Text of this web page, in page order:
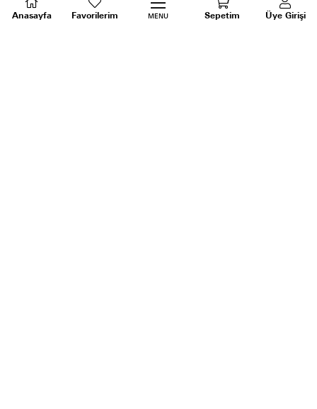
ALIŞVERİŞ BİLGİLERİ
Anasayfa Favorilerim MENU Sepetim Üye Girişi